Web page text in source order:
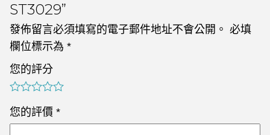
ST3029”
發佈留言必須填寫的電子郵件地址不會公開。 必填
欄位標示為 *
您的評分
您的評價 *